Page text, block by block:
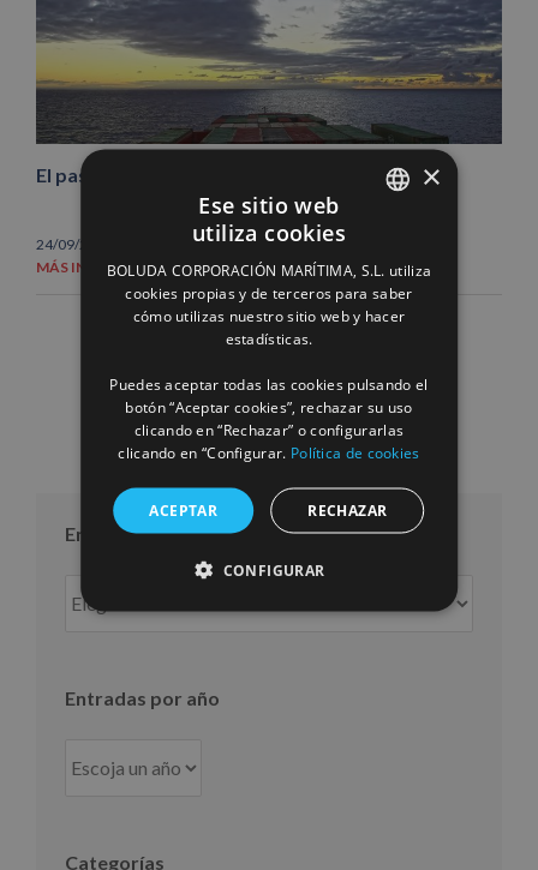
El pasajero del buque Beatriz B
24/09/2013
MÁS INFORMACIÓN
Entradas por mes
Entradas
por
Entradas por año
Categorías
ENGLISH
FRENCH
×
Ese sitio web
utiliza cookies
BOLUDA CORPORACIÓN MARÍTIMA, S.L. utiliza
cookies propias y de terceros para saber
cómo utilizas nuestro sitio web y hacer
estadísticas.
Puedes aceptar todas las cookies pulsando el
botón “Aceptar cookies”, rechazar su uso
clicando en “Rechazar” o configurarlas
clicando en “Configurar. Política de cookies
ACEPTAR RECHAZAR
CONFIGURAR